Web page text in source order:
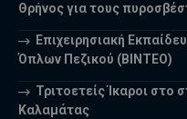
Θρήνος για τους
Επιχειρησιακή
Όπλων Πεζικού (ΒΙΝΤΕΟ)
Τριτοετείς Ίκαροι στο
Καλαμάτας